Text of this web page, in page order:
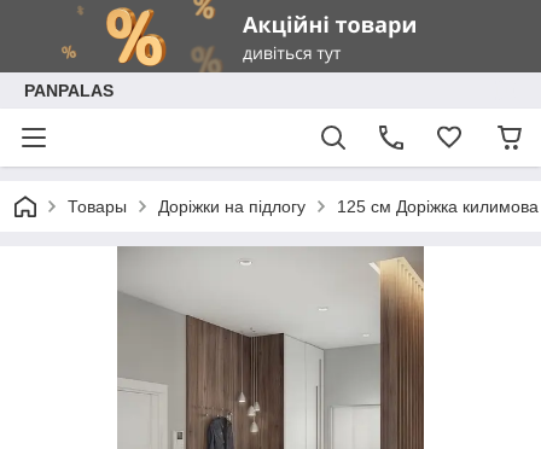
PANPALAS
Товары Доріжки на підлогу 125 см Доріжка килимова